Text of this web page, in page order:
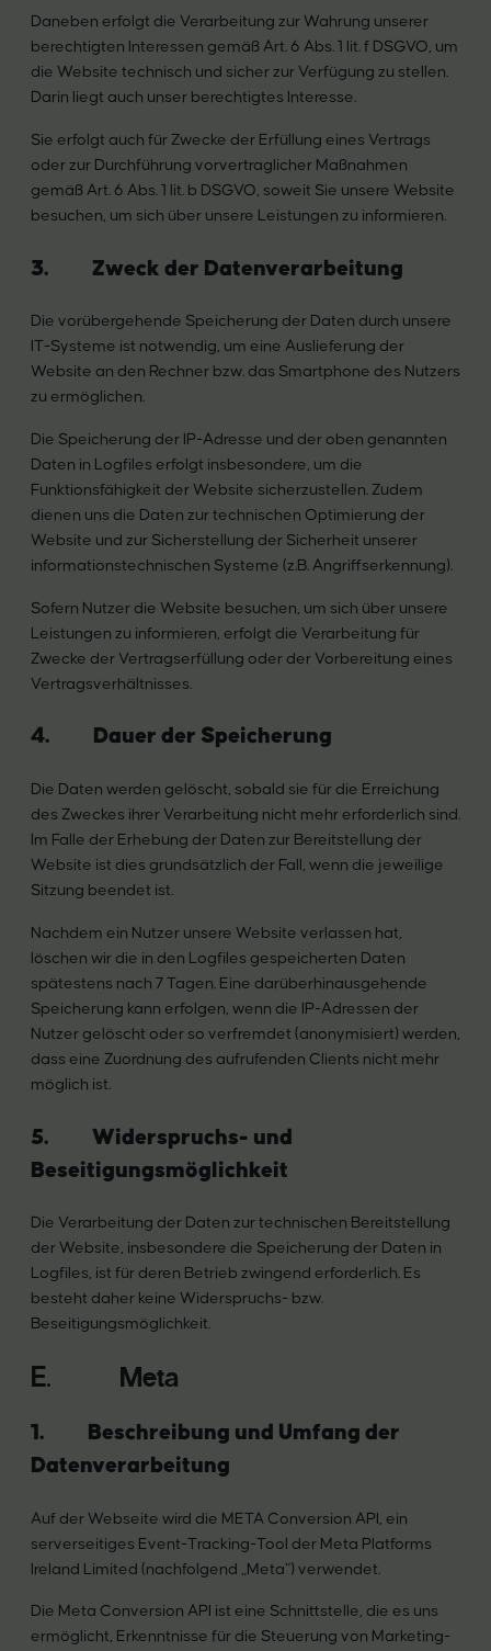
Daneben erfolgt die Verarbeitung zur Wahrung unserer
berechtigten Interessen gemäß Art. 6 Abs. 1 lit. f DSGVO, um
die Website technisch und sicher zur Verfügung zu stellen.
Darin liegt auch unser berechtigtes Interesse.
Sie erfolgt auch für Zwecke der Erfüllung eines Vertrags
oder zur Durchführung vorvertraglicher Maßnahmen
gemäß Art. 6 Abs. 1 lit. b DSGVO, soweit Sie unsere Website
besuchen, um sich über unsere Leistungen zu informieren.
3. Zweck der Datenverarbeitung
Die vorübergehende Speicherung der Daten durch unsere
IT-Systeme ist notwendig, um eine Auslieferung der
Website an den Rechner bzw. das Smartphone des Nutzers
zu ermöglichen.
Die Speicherung der IP-Adresse und der oben genannten
Daten in Logfiles erfolgt insbesondere, um die
Funktionsfähigkeit der Website sicherzustellen. Zudem
dienen uns die Daten zur technischen Optimierung der
Website und zur Sicherstellung der Sicherheit unserer
informationstechnischen Systeme (z.B. Angriffserkennung).
Sofern Nutzer die Website besuchen, um sich über unsere
Leistungen zu informieren, erfolgt die Verarbeitung für
Zwecke der Vertragserfüllung oder der Vorbereitung eines
Vertragsverhältnisses.
4. Dauer der Speicherung
Die Daten werden gelöscht, sobald sie für die Erreichung
des Zweckes ihrer Verarbeitung nicht mehr erforderlich sind.
Im Falle der Erhebung der Daten zur Bereitstellung der
Website ist dies grundsätzlich der Fall, wenn die jeweilige
Sitzung beendet ist.
Nachdem ein Nutzer unsere Website verlassen hat,
löschen wir die in den Logfiles gespeicherten Daten
spätestens nach 7 Tagen. Eine darüberhinausgehende
Speicherung kann erfolgen, wenn die IP-Adressen der
Nutzer gelöscht oder so verfremdet (anonymisiert) werden,
dass eine Zuordnung des aufrufenden Clients nicht mehr
möglich ist.
5. Widerspruchs- und
Beseitigungsmöglichkeit
Die Verarbeitung der Daten zur technischen Bereitstellung
der Website, insbesondere die Speicherung der Daten in
Logfiles, ist für deren Betrieb zwingend erforderlich. Es
besteht daher keine Widerspruchs- bzw.
Beseitigungsmöglichkeit.
E. Meta
1. Beschreibung und Umfang der
Datenverarbeitung
Auf der Webseite wird die META Conversion API, ein
serverseitiges Event-Tracking-Tool der Meta Platforms
Ireland Limited (nachfolgend „Meta“) verwendet.
Die Meta Conversion API ist eine Schnittstelle, die es uns
ermöglicht, Erkenntnisse für die Steuerung von Marketing-